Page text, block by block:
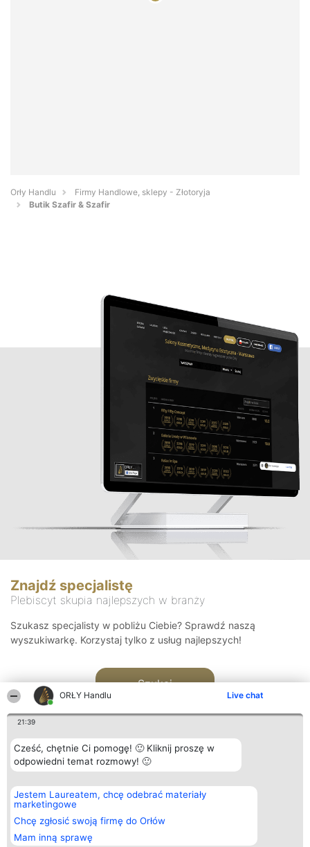
ORŁY Handlu Live chat
21:39
Cześć, chętnie Ci pomogę! 🙂 Kliknij proszę w
odpowiedni temat rozmowy! 🙂
Jestem Laureatem, chcę odebrać materiały
marketingowe
Chcę zgłosić swoją firmę do Orłów
Mam inną sprawę
Orły Handlu
Firmy Handlowe, sklepy - Złotoryja
Butik Szafir & Szafir
Znajdź specjalistę
Plebiscyt skupia najlepszych w branży
Szukasz specjalisty w pobliżu Ciebie? Sprawdź naszą
wyszukiwarkę. Korzystaj tylko z usług najlepszych!
Szukaj
Organizator plebiscytu
Bright Side Solutions sp. z o.
o. sp. k.
ul. Ruska 22
Wrocław 50-079
KRS 0000749100 | Regon
Plebiscyt
Laureaci
wszystkich
Laureatów
Kontakt
Kontakt